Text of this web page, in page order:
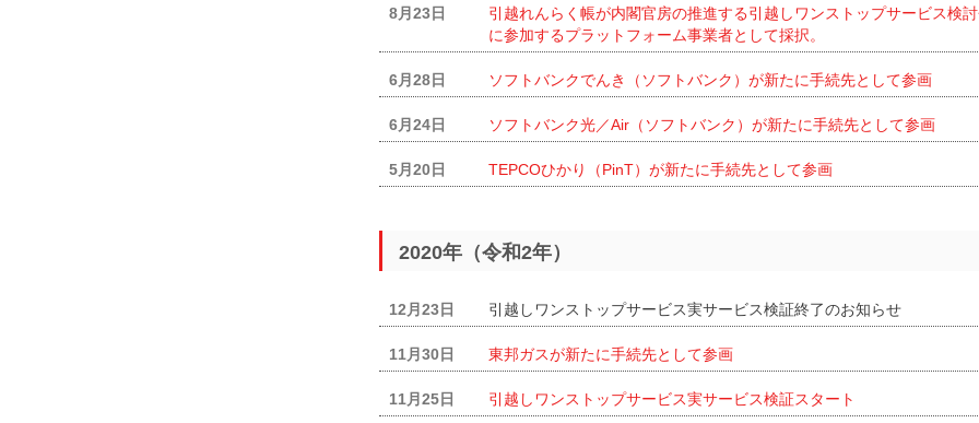
8月23日
引越れんらく帳が内閣官房の推進する引越しワンストップサービス検
に参加するプラットフォーム事業者として採択。
6月28日 ソフトバンクでんき（ソフトバンク）が新たに手続先として参画
6月24日 ソフトバンク光／Air（ソフトバンク）が新たに手続先として参画
5月20日 TEPCOひかり（PinT）が新たに手続先として参画
2020年（令和2年）
12月23日 引越しワンストップサービス実サービス検証終了のお知らせ
11月30日 東邦ガスが新たに手続先として参画
11月25日 引越しワンストップサービス実サービス検証スタート